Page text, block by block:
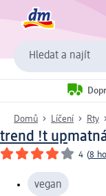
Hledat a najít
Domů Líčení Rty
trend !t up
4 (8
vegan